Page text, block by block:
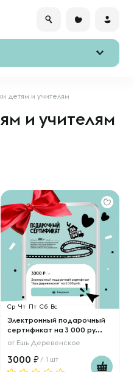
детям и учителям
и учителям
Ср Чт Пт Сб Вс
Электронный подарочный
сертификат на 3 000 ру...
от Ешь Деревенское
3000 / 1 шт